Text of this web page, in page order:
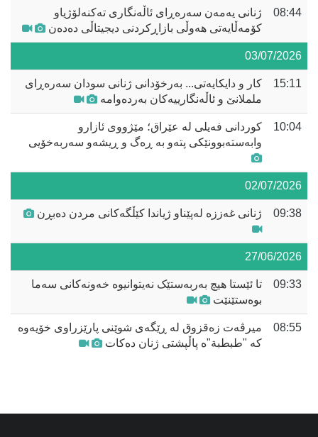
08:44
ژنانی یەمەن سەرەڕای ئاڵەنگاری تەکنەلۆژیاو
کۆمەڵایەتی هەوڵی بازاڕکردنی دیجیتاڵی دەدەن
03/07/2026
15:11
کار و دایکایەتی... بەرخۆدانی ژنانی سودان سەرەڕای
ململانێ و ئاڵەنگارییەکان بەردەوامە
10:04
کوردانی فەیلی لە عێراق؛ مێژووی ئازارو
وابەستەبوونێکی پتەو بە ڕەگ و ڕیشەو سەربەخۆیی
02/07/2026
09:38 ژنانی غەززە لەپێناو ژیاندا کێڵگەکانی مردن دەبڕن
27/06/2026
09:33
تا ئێستا هیچ بەربەستێک نەیتوانیوە خەونەکانی سەما
بوەستێنێت
08:55
میرڤەت زەقزوق لە ڕێگەی شوێنی پارێزراوی خۆیەوە
کە "طبطبة"ە پاڵپشتی ژنان دەکات